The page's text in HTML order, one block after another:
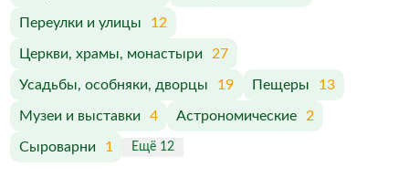
Переулки и улицы 12
Церкви, храмы, монастыри 27
Усадьбы, особняки, дворцы 19 Пещеры 13
Музеи и выставки 4 Астрономические 2
Сыроварни 1 Ещё 12